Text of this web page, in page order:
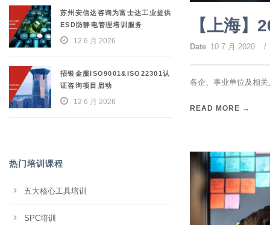
【上海
Date 10 7 月 2020 /
各企、事业单位及相
READ MORE →
苏州安信达咨询为富士达工业提供
ESD防静电管理培训服务
12 6 月 2026
招银金服ISO9001&ISO22301认
证咨询项目启动
12 6 月 2026
热门培训课程
五大核心工具培训
SPC培训